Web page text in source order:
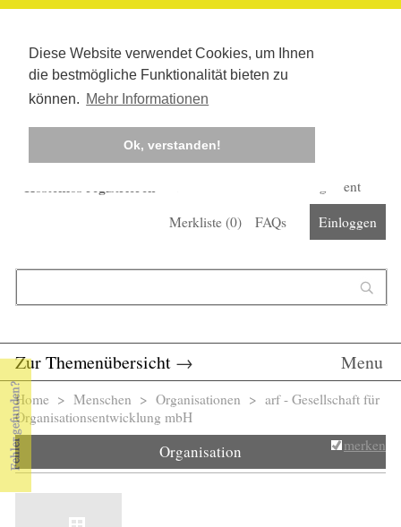
Diese Website verwendet Cookies, um Ihnen
die bestmögliche Funktionalität bieten zu
können. Mehr Informationen
Ok, verstanden!
Kostenlos registrieren
Corona-Management
Merkliste (0) FAQs Einloggen
Zur Themenübersicht → Menu
Sie sind hier
Home > Menschen > Organisationen > arf - Gesellschaft für
Organisationsentwicklung mbH
Organisation merken